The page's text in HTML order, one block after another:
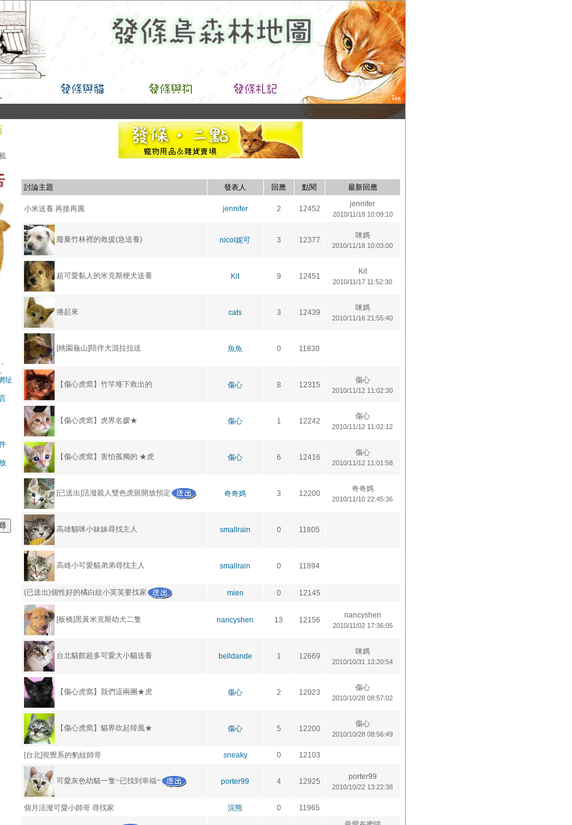
址
討論主題 發表人 回應 點閱 最新回應
小米送養.再接再厲 jennifer 2 12452
jennifer
2010/11/18 10:09:10
廢棄竹林裡的救援(急送養) nicol妮可 3 12377
咪媽
2010/11/18 10:03:00
超可愛黏人的米克斯梗犬送養 Kit 9 12451
Kit
2010/11/17 11:52:30
捲起來 cats 3 12439
咪媽
2010/11/16 21:55:40
[桃園龜山]陪伴犬混拉拉送 魚魚 0 11830
【傷心虎窩】竹竿堆下救出的 傷心 8 12315
傷心
2010/11/12 11:02:30
【傷心虎窩】虎界名媛★ 傷心 1 12242
傷心
2010/11/12 11:02:12
【傷心虎窩】害怕孤獨的 ★虎 傷心 6 12416
傷心
2010/11/12 11:01:58
[已送出]活潑親人雙色虎斑開放預定 奇奇媽 3 12200
奇奇媽
2010/11/10 22:45:36
高雄貓咪小妹妹尋找主人 smallrain 0 11805
高雄小可愛貓弟弟尋找主人 smallrain 0 11894
(已送出)個性好的橘白紋小芙芙要找家 mien 0 12145
[板橋]黑黃米克斯幼犬二隻 nancyshen 13 12156
nancyshen
2010/11/02 17:36:05
台北貓館超多可愛大小貓送養 belldande 1 12669
咪媽
2010/10/31 13:20:54
【傷心虎窩】我們這兩團★虎 傷心 2 12023
傷心
2010/10/28 08:57:02
【傷心虎窩】貓界吹起韓風★ 傷心 5 12200
傷心
2010/10/28 08:56:49
[台北]視覺系的豹紋帥哥 sneaky 0 12103
可愛灰色幼貓一隻~已找到幸福~ porter99 4 12925
porter99
2010/10/22 13:22:38
個月活潑可愛小帥哥 尋找家 浣熊 0 11965